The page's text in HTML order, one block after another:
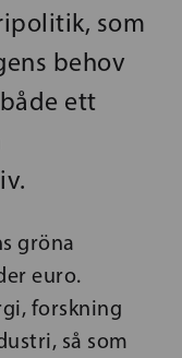
som
behov
ett
gröna
euro.
forskning
så som